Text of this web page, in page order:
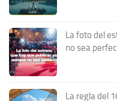
La foto del
no sea
La regla del